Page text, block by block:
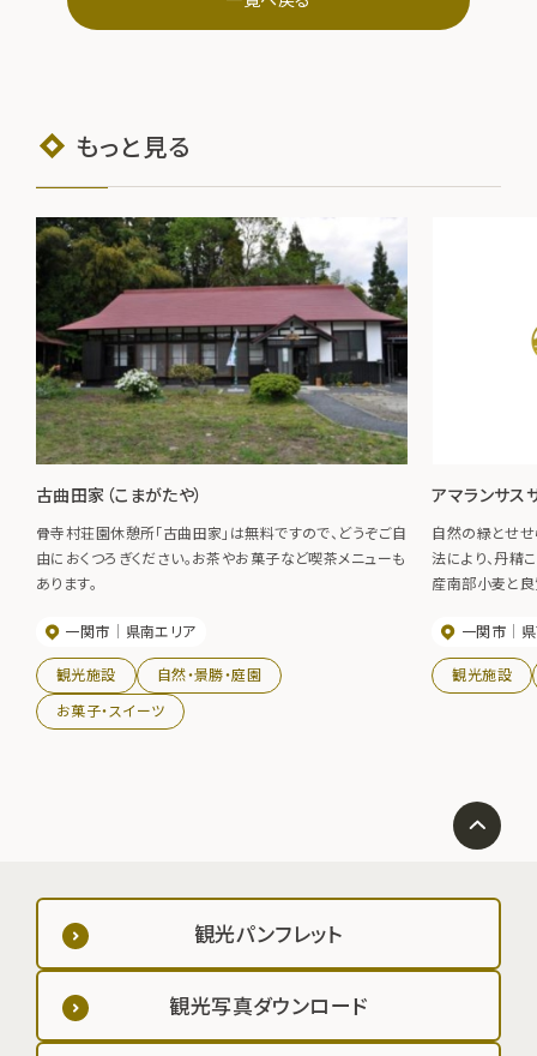
もっと見る
古曲田家（こまがたや）
骨寺村荘園休憩所「古曲田家」は無料ですので、どうぞご自
由におくつろぎください。お茶やお菓子など喫茶メニューも
あります。
一関市 県南エリア
観光施設
自然・景勝・庭園
お菓子・スイーツ
アマランサス
自然の緑とせ
法により、丹精
産南部小麦と良
一関市
観光施設
観光パンフレット
観光写真ダウンロード